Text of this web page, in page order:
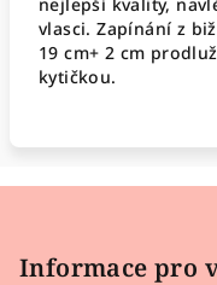
vlasci. Zapínání z
19 cm+ 2 cm
kytičkou.
Informace pro